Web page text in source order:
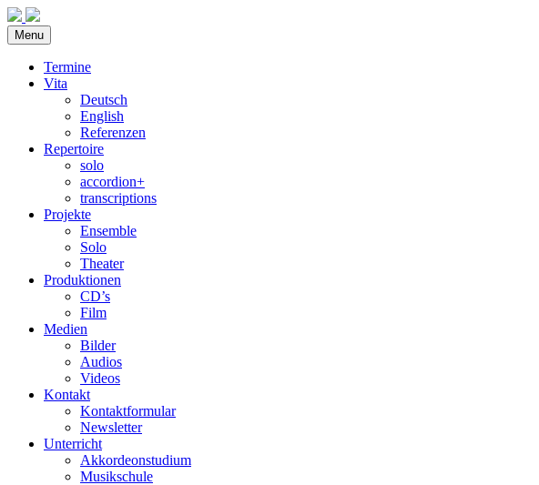
Menu
Termine
Vita
Deutsch
English
Referenzen
Repertoire
solo
accordion+
transcriptions
Projekte
Ensemble
Solo
Theater
Produktionen
CD’s
Film
Medien
Bilder
Audios
Videos
Kontakt
Kontaktformular
Newsletter
Unterricht
Akkordeonstudium
Musikschule